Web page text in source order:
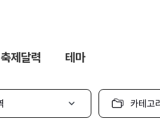
축제달력 테마
카
고